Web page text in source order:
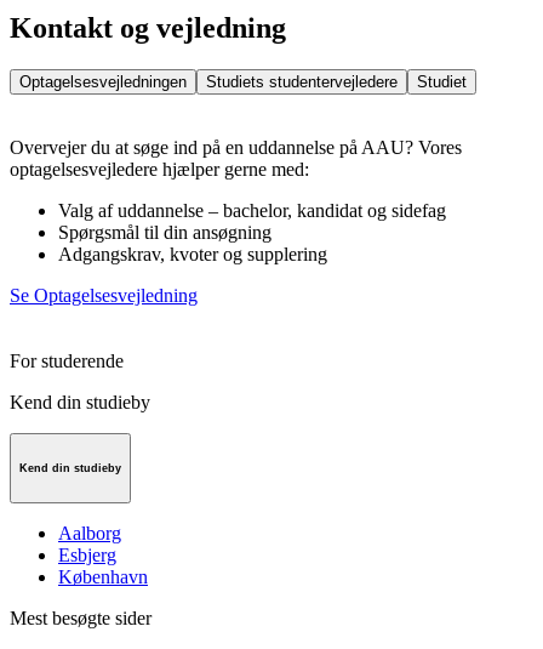
Kontakt og vejledning
Optagelsesvejledningen Studiets studentervejledere Studiet
Overvejer du at søge ind på en uddannelse på AAU? Vores
optagelsesvejledere hjælper gerne med:
Valg af uddannelse – bachelor, kandidat og sidefag
Spørgsmål til din ansøgning
Adgangskrav, kvoter og supplering
Se Optagelsesvejledning
For studerende
Kend din studieby
Kend din studieby
Aalborg
Esbjerg
København
Mest besøgte sider